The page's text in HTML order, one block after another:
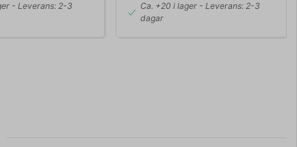
- Leverans: 2-3
Ca. +20 i lager- Leverans: 2-3
dagar